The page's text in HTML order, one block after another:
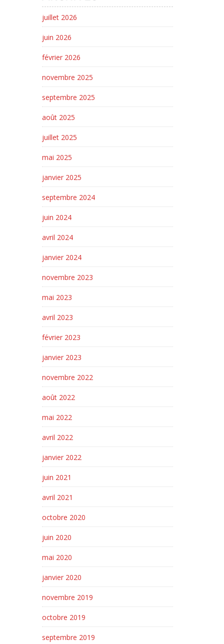
juillet 2026
juin 2026
février 2026
novembre 2025
septembre 2025
août 2025
juillet 2025
mai 2025
janvier 2025
septembre 2024
juin 2024
avril 2024
janvier 2024
novembre 2023
mai 2023
avril 2023
février 2023
janvier 2023
novembre 2022
août 2022
mai 2022
avril 2022
janvier 2022
juin 2021
avril 2021
octobre 2020
juin 2020
mai 2020
janvier 2020
novembre 2019
octobre 2019
septembre 2019